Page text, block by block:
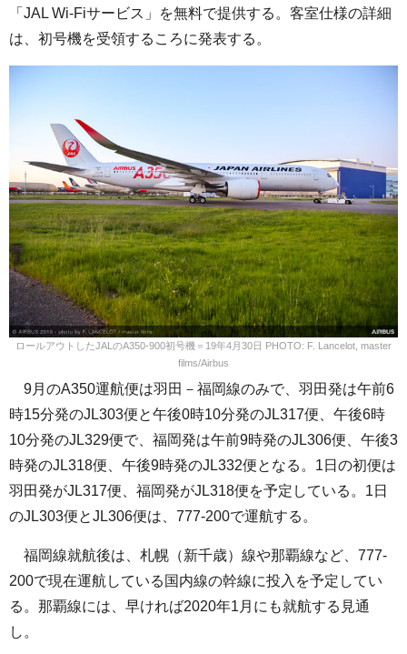
「JAL Wi-Fiサービス」を無料で提供する。客室仕様の詳細
は、初号機を受領するころに発表する。
ロールアウトしたJALのA350-900初号機＝19年4月30日 PHOTO: F. Lancelot, master
films/Airbus
9月のA350運航便は羽田－福岡線のみで、羽田発は午前6
時15分発のJL303便と午後0時10分発のJL317便、午後6時
10分発のJL329便で、福岡発は午前9時発のJL306便、午後3
時発のJL318便、午後9時発のJL332便となる。1日の初便は
羽田発がJL317便、福岡発がJL318便を予定している。1日
のJL303便とJL306便は、777-200で運航する。
福岡線就航後は、札幌（新千歳）線や那覇線など、777-
200で現在運航している国内線の幹線に投入を予定してい
る。那覇線には、早ければ2020年1月にも就航する見通
し。